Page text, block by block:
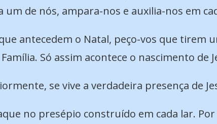
um de nós, ampara-nos e auxilia-nos em
antecedem o Natal, peço-vos que
Só assim acontece o nascimento de
se vive a verdadeira presença de
no presépio construído em cada lar.